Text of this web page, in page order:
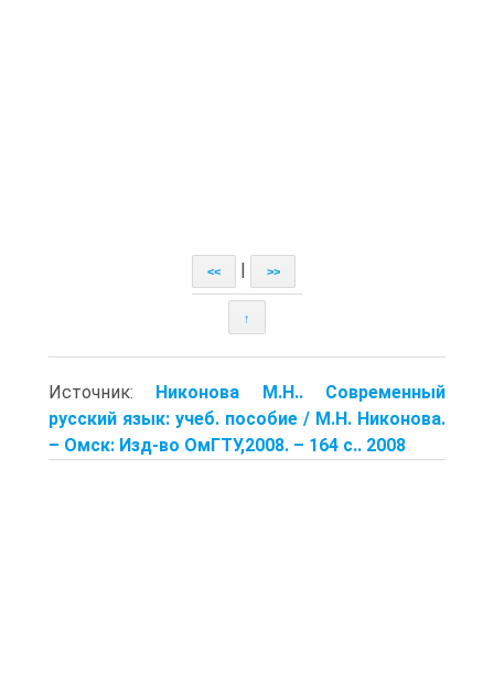
<< >>
↑
Источник: Никонова М.Н.. Современный
русский язык: учеб. пособие / М.Н. Никонова.
– Омск: Изд-во ОмГТУ,2008. – 164 с.. 2008